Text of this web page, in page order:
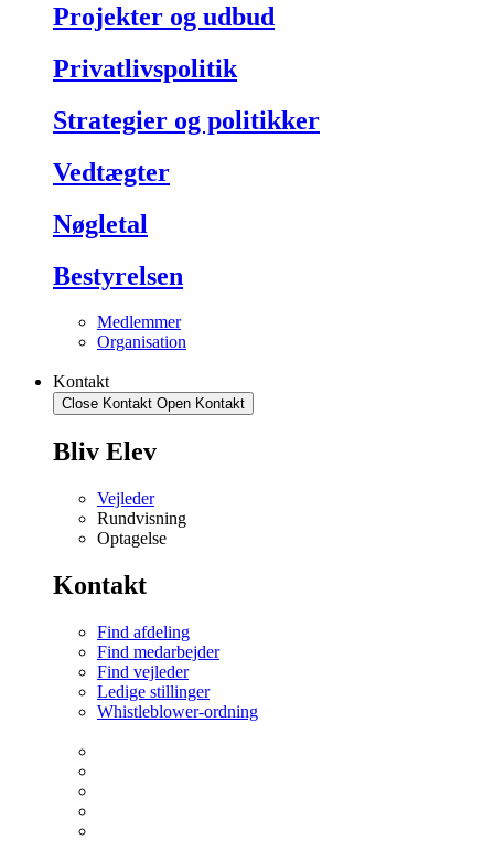
Projekter og udbud
Privatlivspolitik
Strategier og politikker
Vedtægter
Nøgletal
Bestyrelsen
Medlemmer
Organisation
Kontakt
Close Kontakt Open Kontakt
Bliv Elev
Vejleder
Rundvisning
Optagelse
Kontakt
Find afdeling
Find medarbejder
Find vejleder
Ledige stillinger
Whistleblower-ordning